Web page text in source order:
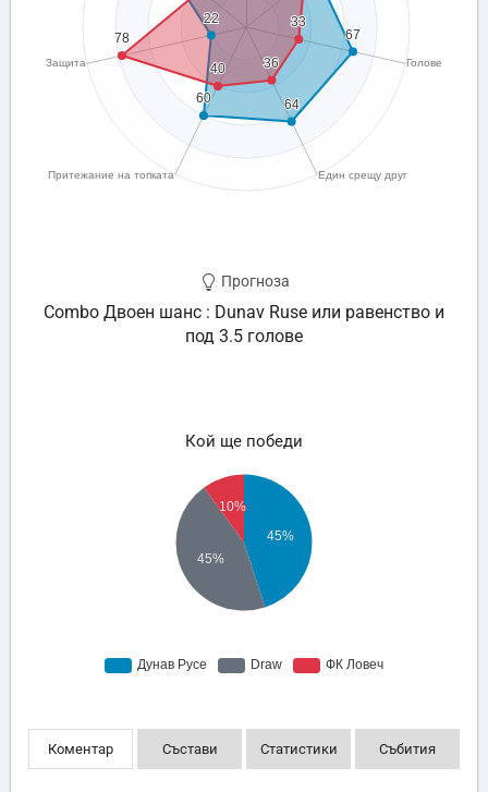
Прогноза
Combo Двоен шанс : Dunav Ruse или равенство и
под 3.5 голове
Кой ще победи
Коментар Състави Статистики Събития